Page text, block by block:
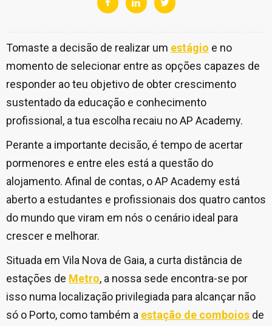
Tomaste a decisão de realizar um estágio e no
momento de selecionar entre as opções capazes de
responder ao teu objetivo de obter crescimento
sustentado da educação e conhecimento
profissional, a tua escolha recaiu no AP Academy.
Perante a importante decisão, é tempo de acertar
pormenores e entre eles está a questão do
alojamento. Afinal de contas, o AP Academy está
aberto a estudantes e profissionais dos quatro cantos
do mundo que viram em nós o cenário ideal para
crescer e melhorar.
Situada em Vila Nova de Gaia, a curta distância de
estações de Metro, a nossa sede encontra-se por
isso numa localização privilegiada para alcançar não
só o Porto, como também a estação de comboios de